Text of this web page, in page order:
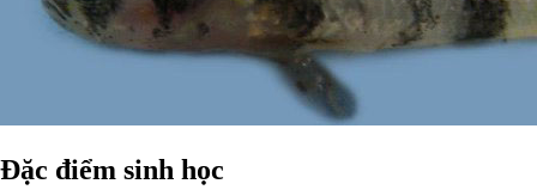
Đặc điểm sinh học